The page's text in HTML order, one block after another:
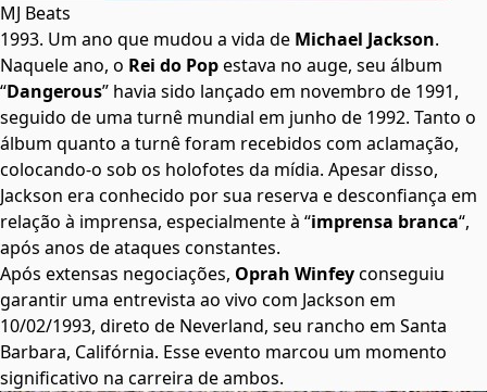
MJ Beats
1993. Um ano que mudou a vida de Michael Jackson.
Naquele ano, o Rei do Popestava no auge, seu álbum
“Dangerous” havia sido lançado em novembro de 1991,
seguido de uma turnê mundial em junho de 1992. Tanto o
álbum quanto a turnê foram recebidos com aclamação,
colocando-o sob os holofotes da mídia. Apesar disso,
Jackson era conhecido por sua reserva e desconfiança em
relação à imprensa, especialmente à “imprensa branca“,
após anos de ataques constantes.
Após extensas negociações, Oprah Winfeyconseguiu
garantir uma entrevista ao vivo com Jackson em
10/02/1993, direto de Neverland, seu rancho em Santa
Barbara, Califórnia. Esse evento marcou um momento
significativo na carreira de ambos.